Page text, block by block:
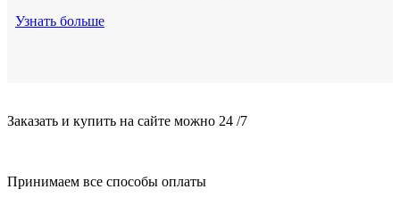
Узнать больше
Заказать и купить на сайте можно 24 /7
Принимаем все способы оплаты